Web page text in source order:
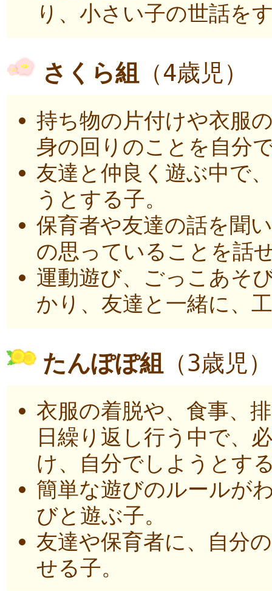
り、小さい子の世話を
さくら組 （4歳児）
持ち物の片付けや衣服
身の回りのことを自分
友達と仲良く遊ぶ中で
うとする子。
保育者や友達の話を聞
の思っていることを話
運動遊び、ごっこあそ
かり、友達と一緒に、
たんぽぽ組 （3歳児）
衣服の着脱や、食事、
日繰り返し行う中で、
け、自分でしようとす
簡単な遊びのルールが
びと遊ぶ子。
友達や保育者に、自分
せる子。